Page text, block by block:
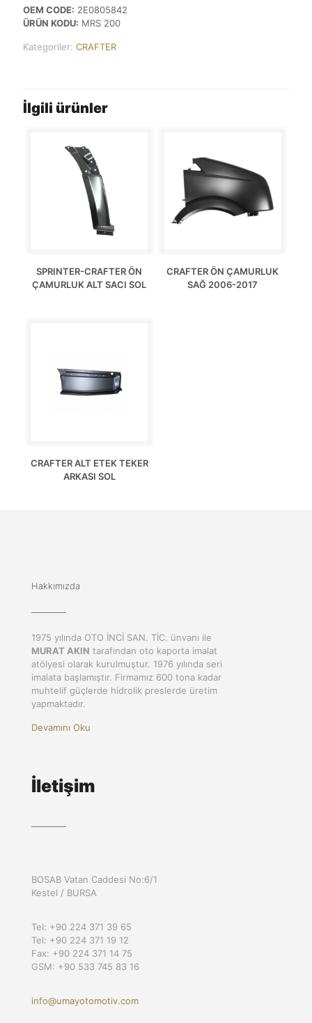
OEM CODE: 2E0805842
ÜRÜN KODU: MRS 200
Kategoriler: CRAFTER
İlgili ürünler
SPRINTER-CRAFTER ÖN
ÇAMURLUK ALT SACI SOL
CRAFTER ÖN ÇAMURLUK
SAĞ 2006-2017
CRAFTER ALT ETEK TEKER
ARKASI SOL
Hakkımızda
1975 yılında OTO İNCİ SAN. TİC. ünvanı ile
MURAT AKIN tarafından oto kaporta imalat
atölyesi olarak kurulmuştur. 1976 yılında seri
imalata başlamıştır. Firmamız 600 tona kadar
muhtelif güçlerde hidrolik preslerde üretim
yapmaktadır.
Devamını Oku
İletişim
BOSAB Vatan Caddesi No:6/1
Kestel / BURSA
Tel: +90 224 371 39 65
Tel: +90 224 371 19 12
Fax: +90 224 371 14 75
GSM: +90 533 745 83 16
info@umayotomotiv.com